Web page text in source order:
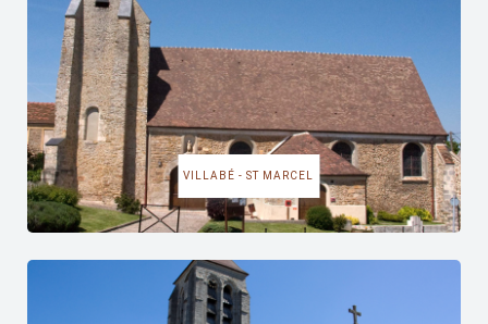
VILLABÉ - ST MARCEL